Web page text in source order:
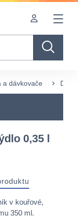
a dávkovače
0,35 l
v kouřové,
350 ml.